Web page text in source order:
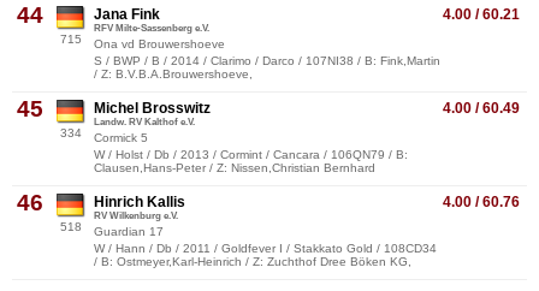
44
715
4.00 / 60.21
Jana Fink
RFV Milte-Sassenberg e.V.
Ona vd Brouwershoeve
S / BWP / B / 2014 / Clarimo / Darco / 107NI38 / B: Fink,Martin
/ Z: B.V.B.A.Brouwershoeve,
45
334
4.00 / 60.49
Michel Brosswitz
Landw. RV Kalthof e.V.
Cormick 5
W / Holst / Db / 2013 / Cormint / Cancara / 106QN79 / B:
Clausen,Hans-Peter / Z: Nissen,Christian Bernhard
46
518
4.00 / 60.76
Hinrich Kallis
RV Wilkenburg e.V.
Guardian 17
W / Hann / Db / 2011 / Goldfever I / Stakkato Gold / 108CD34
/ B: Ostmeyer,Karl-Heinrich / Z: Zuchthof Dree Böken KG,